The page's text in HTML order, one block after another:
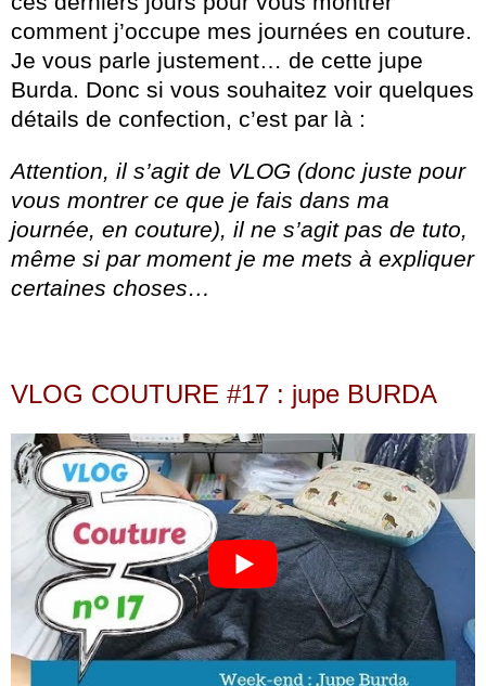
comment j’occupe mes journées en couture.
Je vous parle justement… de cette jupe
Burda. Donc si vous souhaitez voir quelques
détails de confection, c’est par là :
Attention, il s’agit de VLOG (donc juste pour
vous montrer ce que je fais dans ma
journée, en couture), il ne s’agit pas de tuto,
même si par moment je me mets à expliquer
certaines choses…
VLOG COUTURE #17 : jupe BURDA